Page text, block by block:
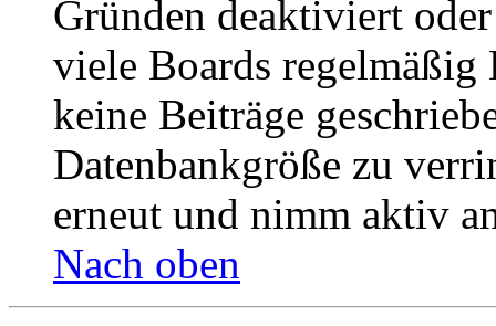
Gründen deaktiviert
viele Boards
keine Beiträge
Datenbankgröße zu
erneut und nimm aktiv
Nach oben